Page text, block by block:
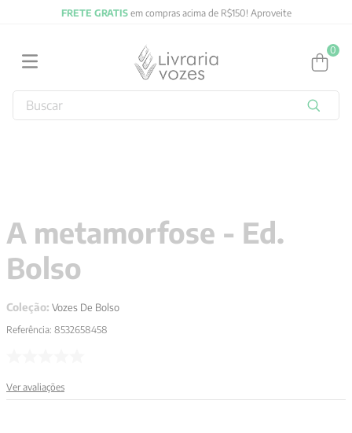
FRETE GRATISem compras acima de R$150! Aproveite
0
Buscar
A metamorfose - Ed.
Bolso
Coleção: Vozes De Bolso
Referência: 8532658458
Ver avaliações
º 2027
5º byung chul han
7